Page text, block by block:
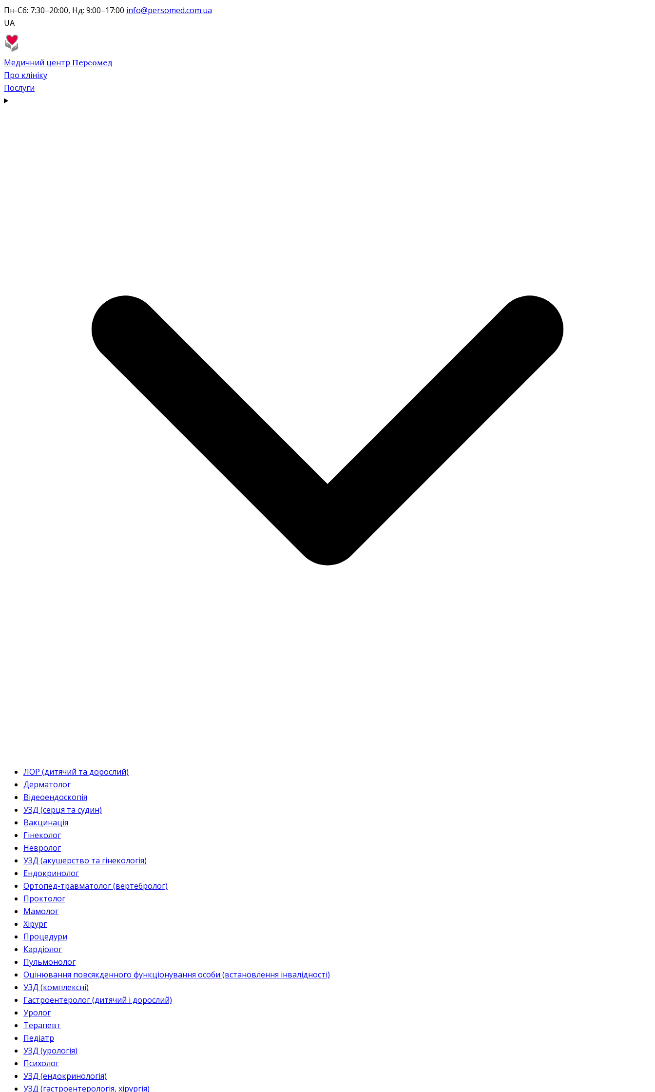
Пн-Сб: 7:30–20:00, Нд: 9:00–17:00 info@persomed.com.ua
UA
Медичний центр Персомед
Про клініку
Послуги
ЛОР (дитячий та дорослий)
Дерматолог
Відеоендоскопія
УЗД (серця та судин)
Вакцинація
Гінеколог
Невролог
УЗД (акушерство та гінекологія)
Ендокринолог
Ортопед-травматолог (вертебролог)
Проктолог
Мамолог
Хірург
Процедури
Кардіолог
Пульмонолог
Оцінювання повсякденного функціонування особи (встановлення інвалідності)
УЗД (комплексні)
Гастроентеролог (дитячий і дорослий)
Уролог
Терапевт
Педіатр
УЗД (урологія)
Психолог
УЗД (ендокринологія)
УЗД (гастроентерологія, хірургія)